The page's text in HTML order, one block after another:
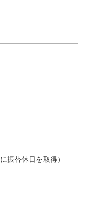
振替休日を取得）